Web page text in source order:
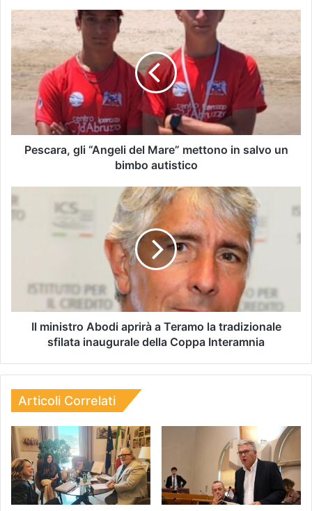
Pescara, gli “Angeli del Mare” mettono in salvo un
bimbo autistico
Il ministro Abodi aprirà a Teramo la tradizionale
sfilata inaugurale della Coppa Interamnia
Articoli Correlati